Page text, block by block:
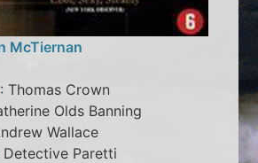
McTiernan
: Thomas Crown
Olds Banning
Wallace
Detective Paretti